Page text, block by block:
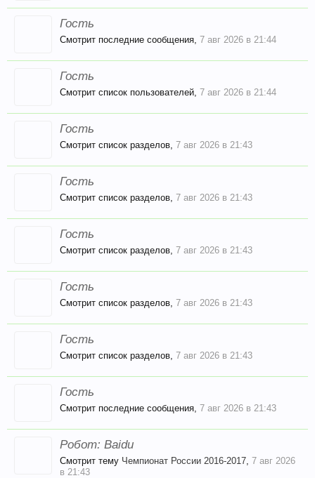
Гость
Смотрит последние сообщения, 7 авг 2026 в 21:44
Гость
Смотрит список пользователей, 7 авг 2026 в 21:44
Гость
Смотрит список разделов, 7 авг 2026 в 21:43
Гость
Смотрит список разделов, 7 авг 2026 в 21:43
Гость
Смотрит список разделов, 7 авг 2026 в 21:43
Гость
Смотрит список разделов, 7 авг 2026 в 21:43
Гость
Смотрит список разделов, 7 авг 2026 в 21:43
Гость
Смотрит последние сообщения, 7 авг 2026 в 21:43
Робот: Baidu
Смотрит тему Чемпионат России 2016-2017, 7 авг 2026
в 21:43